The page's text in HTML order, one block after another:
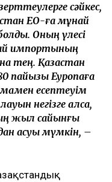
сәйкес,
ЕО-ға мұнай
Оның үлесі
импортының
тең. Қазақстан
пайызы Еуропаға
есептеуім
негізге алсақ,
жыл сайынғы
асуы мүмкін, –